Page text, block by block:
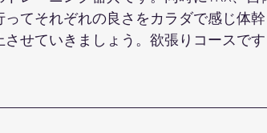
てそれぞれの良さをカラダで感じ体
せていきましょう。欲張りコースです